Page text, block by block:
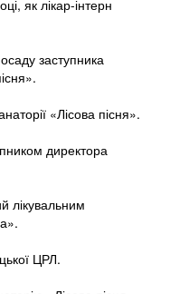
як лікар-інтерн
заступника
«Лісова пісня».
директора
лікувальним
ЦРЛ.